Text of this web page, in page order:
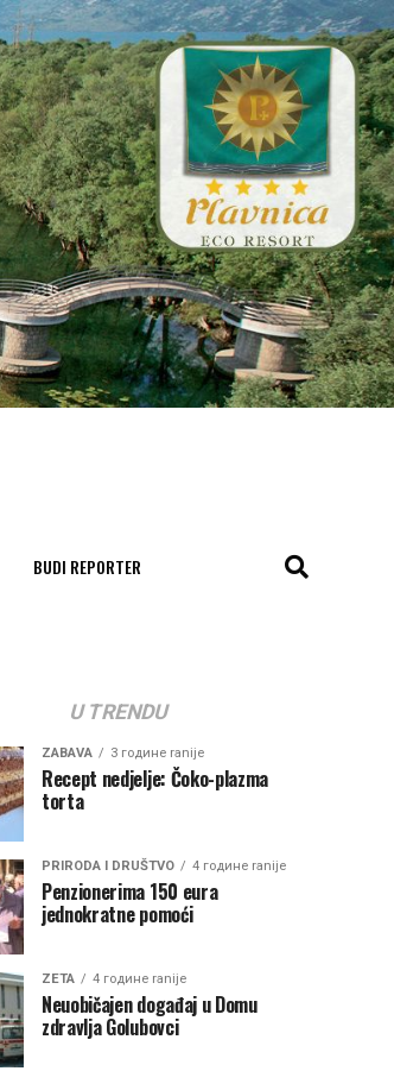
BUDI REPORTER
U TRENDU
ZABAVA 3 године ranije
Recept nedjelje: Čoko-plazma
torta
PRIRODA I DRUŠTVO 4 године ranije
Penzionerima 150 eura
jednokratne pomoći
ZETA 4 године ranije
Neuobičajen događaj u Domu
zdravlja Golubovci